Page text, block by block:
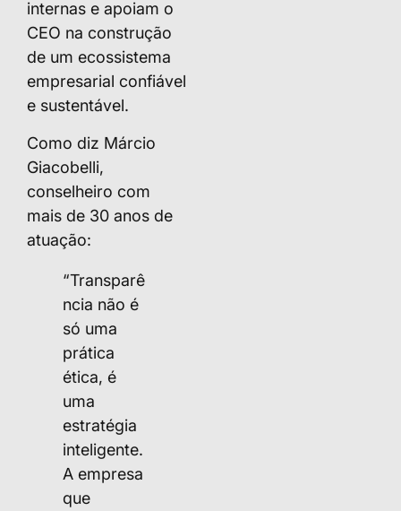
internas e apoiam o
CEO na construção
de um ecossistema
empresarial confiável
e sustentável.
Como diz Márcio
Giacobelli,
conselheiro com
mais de 30 anos de
atuação:
“Transparê
ncia não é
só uma
prática
ética, é
uma
estratégia
inteligente.
A empresa
que